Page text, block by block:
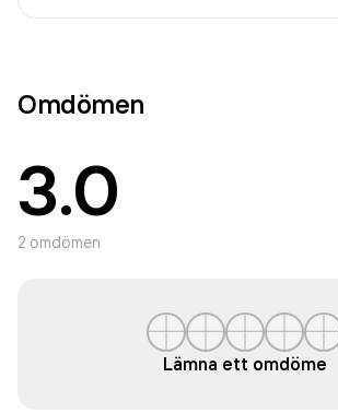
Omdömen
3.0
2 omdömen
Lämna ett omdöme